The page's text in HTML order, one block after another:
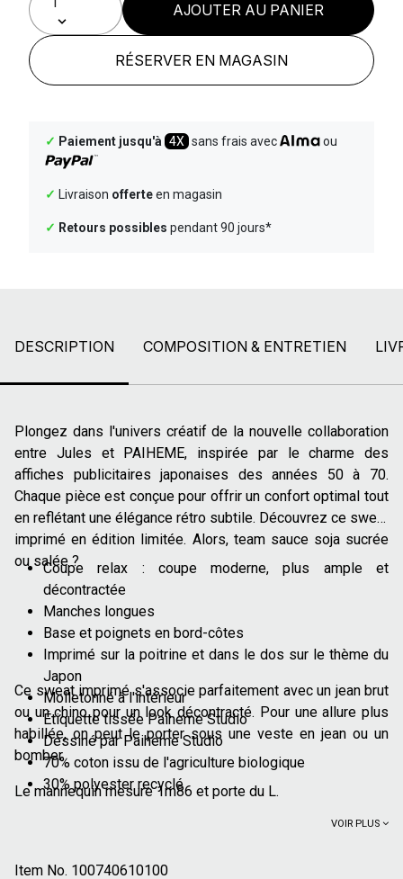
AJOUTER AU PANIER
RÉSERVER EN MAGASIN
✓ Paiement jusqu'à 4X sans frais avec ou
✓ Livraison offerteen magasin
✓ Retours possibles pendant 90 jours*
DESCRIPTION COMPOSITION & ENTRETIEN
Plongez dans l'univers créatif de la nouvelle collaboration
entre Jules et PAIHEME, inspirée par le charme des
affiches publicitaires japonaises des années 50 à 70.
Chaque pièce est conçue pour offrir un confort optimal tout
en reflétant une élégance rétro subtile. Découvrez ce sweat
imprimé en édition limitée. Alors, team sauce soja sucrée
ou salée ?
Coupe relax : coupe moderne, plus ample et
décontractée
Manches longues
Base et poignets en bord-côtes
Imprimé sur la poitrine et dans le dos sur le thème du
Japon
Molletonné à l'intérieur
Étiquette tissée Paiheme Studio
Dessiné par Paiheme Studio
70% coton issu de l'agriculture biologique
30% polyester recyclé
Ce sweat imprimé s'associe parfaitement avec un jean brut
ou un chino pour un look décontracté. Pour une allure plus
habillée, on peut le porter sous une veste en jean ou un
bomber.
Le mannequin mesure 1m86 et porte du L.
VOIR PLUS
Item No. 100740610100